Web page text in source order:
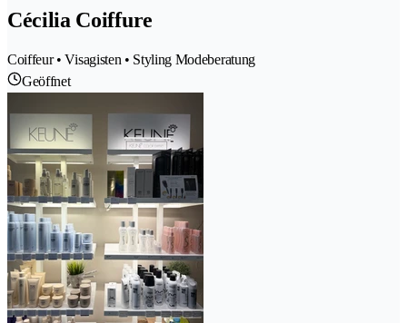
Cécilia Coiffure
Coiffeur • Visagisten • Styling Modeberatung
Geöffnet